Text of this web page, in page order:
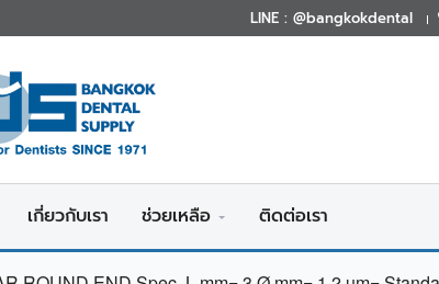
LINE : @bangkokdental
เกี่ยวกับเรา ช่วยเหลือ ติดต่อเรา